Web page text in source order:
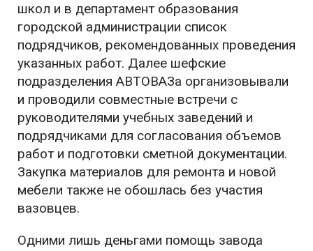
школ и в департамент образования
городской администрации список
подрядчиков, рекомендованных проведения
указанных работ. Далее шефские
подразделения АВТОВАЗа организовывали
и проводили совместные встречи с
руководителями учебных заведений и
подрядчиками для согласования объемов
работ и подготовки сметной документации.
Закупка материалов для ремонта и новой
мебели также не обошлась без участия
вазовцев.
Одними лишь деньгами помощь завода